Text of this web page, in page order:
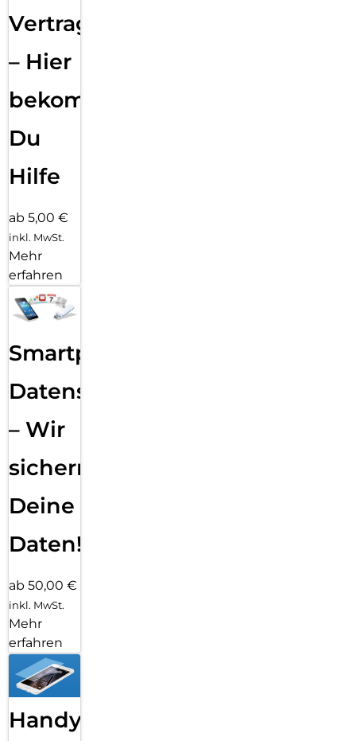
Vertragsabwicklung
– Hier
bekommst
Du
Hilfe
ab 5,00 €
inkl. MwSt.
Mehr
erfahren
Smartphone
Datensicherung
– Wir
sichern
Deine
Daten!
ab 50,00 €
inkl. MwSt.
Mehr
erfahren
Handy